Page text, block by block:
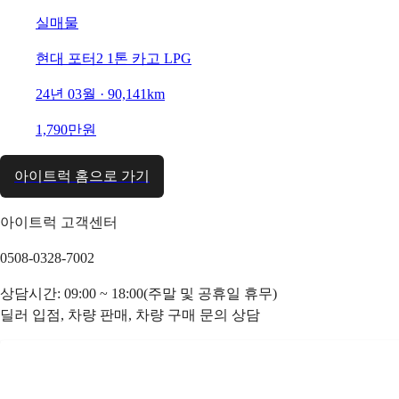
실매물
현대 포터2 1톤 카고 LPG
24년 03월 · 90,141km
1,790만원
아이트럭 홈으로 가기
아이트럭 고객센터
0508-0328-7002
상담시간: 09:00 ~ 18:00(주말 및 공휴일 휴무)
딜러 입점, 차량 판매, 차량 구매 문의 상담